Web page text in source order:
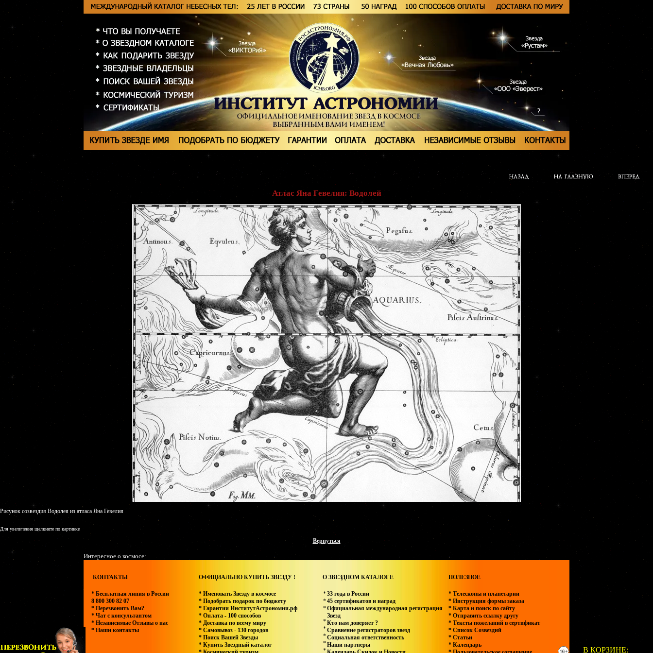
Атлас Яна Гевелия: Водолей
Рисунок созвездия Водолея из атласа Яна Гевелия
Для увеличения щелкните по картинке
Вернуться
Интересное о космосе:
КОНТАКТЫ ОФИЦИАЛЬНО КУПИТЬ ЗВЕЗДУ ! О ЗВЕЗДНОМ КАТАЛОГЕ ПОЛЕЗНОЕ
* Бесплатная линия в России
8 800 300 82 07
* Перезвонить Вам?
* Чат с консультантом
* Независимые Отзывы о нас
* Наши контакты
* Именовать Звезду в космосе
* Подобрать подарок по бюджету
* Гарантии ИнститутАстрономии.рф
* Оплата - 100 способов
* Доставка по всему миру
* Самовывоз - 130 городов
* Поиск Вашей Звезды
* Купить Звездный каталог
*
*
*
*
*
*
*
*
33 года в России
45 сертификатов и наград
Официальная международная регистрация
Звезд
Кто нам доверяет ?
Сравнение регистраторов звезд
Социальная ответственность
Наши партнеры
* Телескопы и планетарии
* Инструкция формы заказа
* Карта и поиск по сайту
* Отправить ссылку другу
* Тексты пожеланий в сертификат
* Список Созвездий
* Статьи
* Календарь
В КОРЗИНЕ: